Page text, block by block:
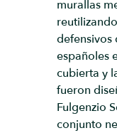
murallas
defensivos
españoles
cubierta y
fueron
Fulgenzio
conjunto